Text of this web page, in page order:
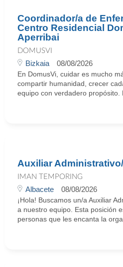
Coordinador/a de
Centro Residencial
Aperribai
DOMUSVI
Bizkaia 08/08/2026
En DomusVi, cuidar es mucho
compartir humanidad, crecer
equipo con verdadero propósito.
Auxiliar
IMAN TEMPORING
Albacete 08/08/2026
¡Hola! Buscamos un/a Auxiliar
a nuestro equipo. Esta posición
personas que les encanta la